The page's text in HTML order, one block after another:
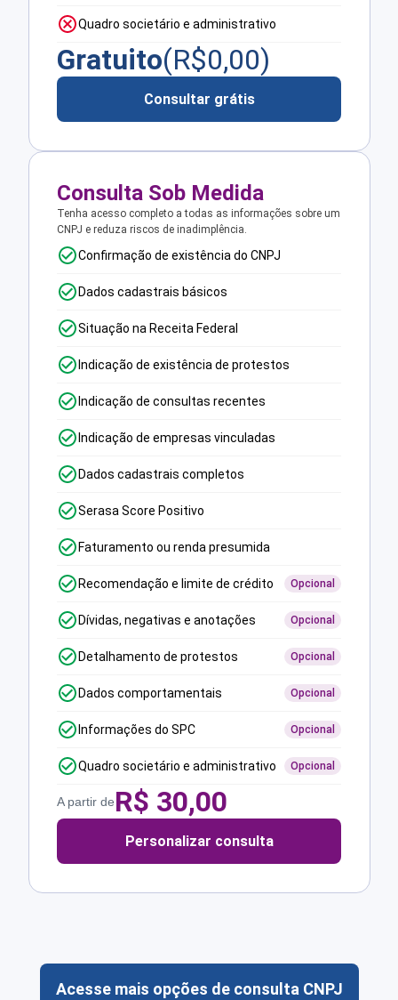
Quadro societário e administrativo
Gratuito(R$0,00)
Consultar grátis
Consulta Sob Medida
Tenha acesso completo a todas as informações sobre um
CNPJ e reduza riscos de inadimplência.
Confirmação de existência do CNPJ
Dados cadastrais básicos
Situação na Receita Federal
Indicação de existência de protestos
Indicação de consultas recentes
Indicação de empresas vinculadas
Dados cadastrais completos
Serasa Score Positivo
Faturamento ou renda presumida
Recomendação e limite de crédito Opcional
Dívidas, negativas e anotações Opcional
Detalhamento de protestos Opcional
Dados comportamentais Opcional
Informações do SPC Opcional
Quadro societário e administrativo Opcional
A partir deR$ 30,00
Personalizar consulta
Acesse mais opções de consulta CNPJ